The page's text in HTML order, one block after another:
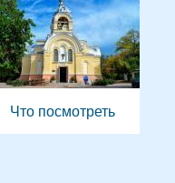
Что посмотреть